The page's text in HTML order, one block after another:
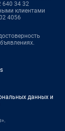
640 34 32
клиентами
4056
данных и